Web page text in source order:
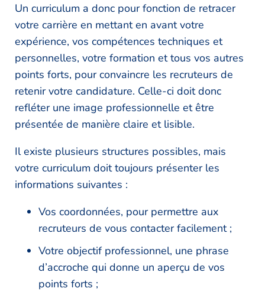
Un curriculum a donc pour fonction de retracer
votre carrière en mettant en avant votre
expérience, vos compétences techniques et
personnelles, votre formation et tous vos autres
points forts, pour convaincre les recruteurs de
retenir votre candidature. Celle-ci doit donc
refléter une image professionnelle et être
présentée de manière claire et lisible.
Il existe plusieurs structures possibles, mais
votre curriculum doit toujours présenter les
informations suivantes :
Vos coordonnées, pour permettre aux
recruteurs de vous contacter facilement ;
Votre objectif professionnel, une phrase
d’accroche qui donne un aperçu de vos
points forts ;